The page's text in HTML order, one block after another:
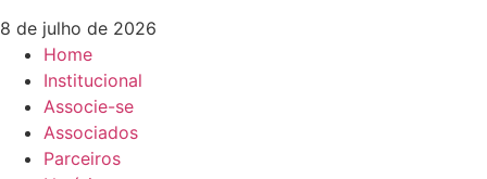
8 de julho de 2026
Home
Institucional
Associe-se
Associados
Parceiros